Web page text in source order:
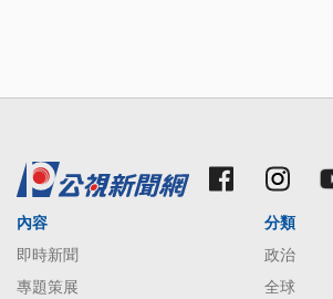
內容
即時新聞
專題策展
分類
政治
全球